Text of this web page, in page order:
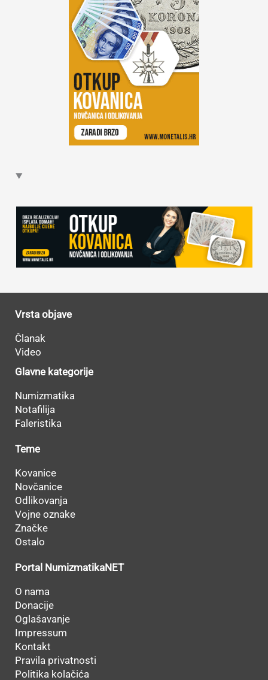
Vrsta objave
Članak
Video
Glavne kategorije
Numizmatika
Notafilija
Faleristika
Teme
Kovanice
Novčanice
Odlikovanja
Vojne oznake
Značke
Ostalo
Portal NumizmatikaNET
O nama
Donacije
Oglašavanje
Impressum
Kontakt
Pravila privatnosti
Politika kolačića